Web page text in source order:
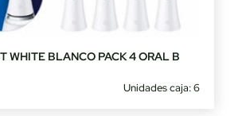
WHITE BLANCO PACK 4 ORAL B
Unidades caja: 6